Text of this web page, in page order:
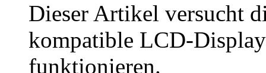
Dieser Artikel versucht
kompatible LCD-
funktionieren.